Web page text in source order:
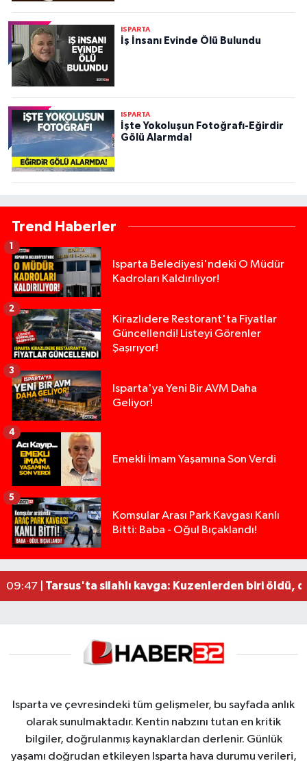
ISPARTA
İş İnsanı Evinde Ölü Bulundu
ISPARTA
İşte Yokoluşun Fotoğrafı-Eğirdir
Gölü Alarmda!
Trend Haberler
Isparta Belediyesi'ndeki O Müdür
Kadroları Kaldırılıyor!
1
Kirazlıdere Restorant'ta Fiyatlar
Güncellendi! Listeyi Görenler
Şaşırıyor!
2
Isparta'ya Yeni Bir AVM Daha
Geliyor!
3
Emekli İmam Yaşamına Son Verdi
4
Komşular Arası Park Kavgası Kanlı
Bitti: Baba - Oğul Bıçaklandı!
5
02:19 |14 ve 16 Yaşlarındaki Kız Kardeşlerden Haber
17:30 |Demirkapı Tüneli'nde feci kaza: Yaşlı çift
15:00 |Takla atan otomobil palmiye ağacına çarptı: 1
09:47 | Tarsus'ta silahlı kavga: Kuzenlerden biri öldü,
Isparta ve çevresindeki tüm gelişmeler, bu sayfada anlık
olarak sunulmaktadır. Kentin nabzını tutan en kritik
bilgiler, doğrulanmış kaynaklardan derlenir. Günlük
yaşamı doğrudan etkileyen Isparta hava durumu verileri,